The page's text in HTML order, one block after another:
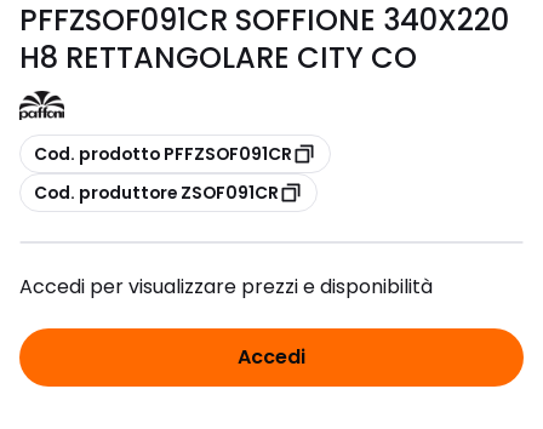
PFFZSOF091CR SOFFIONE 340X220
H8 RETTANGOLARE CITY CO
copia
Cod. prodotto PFFZSOF091CR
copia
Cod. produttore ZSOF091CR
Accedi per visualizzare prezzi e disponibilità
Accedi